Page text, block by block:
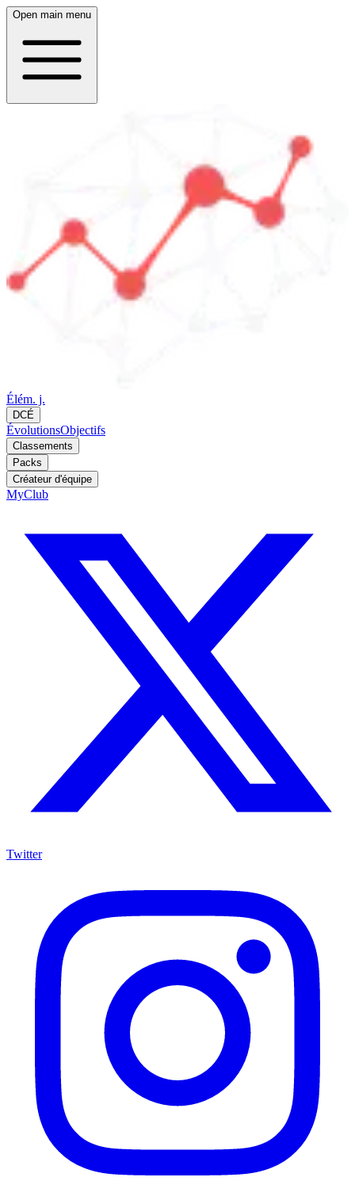
Open main menu
Élém. j.
DCÉ
ÉvolutionsObjectifs
Classements
Packs
Créateur d'équipe
MyClub
Twitter